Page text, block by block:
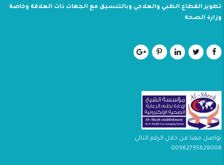
تطوير القطاع الطبي والعلاجي وبالتنسيق مع الجهات ذات العلاقة وخاصة
وزارة الصحة
تواصل معنا من خلال الرقم التالي
00962795628008